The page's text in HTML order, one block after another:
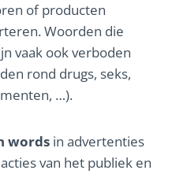
of producten
Woorden die
vaak ook verboden
rond drugs, seks,
…).
words in advertenties
van het publiek en